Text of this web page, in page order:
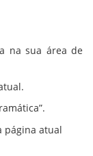
na sua área de
página atual